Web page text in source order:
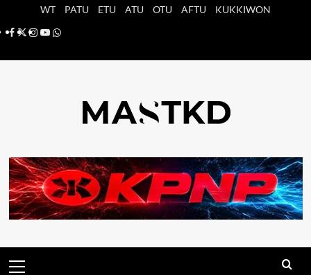
WT PATU ETU ATU OTU AFTU
KUKKIWON
Facebook
X Instagram
YouTube
Whatsapp